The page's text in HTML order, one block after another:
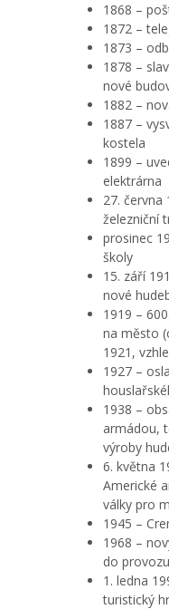
1868 –
1872 –
1873 –
1878 –
nové
1882 –
1887 –
kostela
1899 –
elektrárna
27. června
železniční
prosinec
školy
15. září
nové
1919 –
na město
1921,
1927 –
1938 –
armádou,
výroby
6. května
Americké
války pro
1945 –
1968 –
do provozu
1. ledna
turistický